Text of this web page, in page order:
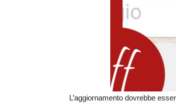
L’aggiornamento dovrebbe